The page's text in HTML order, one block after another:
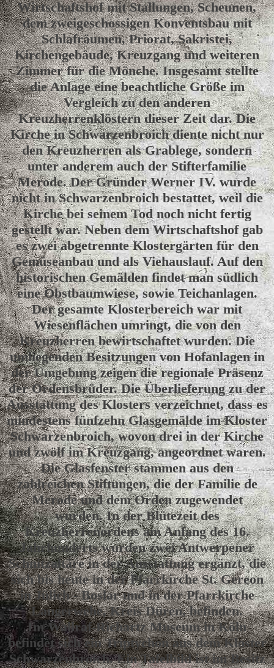
Wirtschaftshof mit Stallungen, Scheunen,
dem zweigeschossigen Konventsbau mit
Schlafräumen, Priorat, Sakristei,
Kirchengebäude, Kreuzgang und weiteren
Zimmer für die Mönche. Insgesamt stellte
die Anlage eine beachtliche Größe im
Vergleich zu den anderen
Kreuzherrenklöstern dieser Zeit dar. Die
Kirche in Schwarzenbroich diente nicht nur
den Kreuzherren als Grablege, sondern
unter anderem auch der Stifterfamilie
Merode. Der Gründer Werner IV. wurde
nicht in Schwarzenbroich bestattet, weil die
Kirche bei seinem Tod noch nicht fertig
gestellt war. Neben dem Wirtschaftshof gab
es zwei abgetrennte Klostergärten für den
Gemüseanbau und als Viehauslauf. Auf den
historischen Gemälden findet man südlich
eine Obstbaumwiese, sowie Teichanlagen.
Der gesamte Klosterbereich war mit
Wiesenflächen umringt, die von den
Kreuzherren bewirtschaftet wurden. Die
umliegenden Besitzungen von Hofanlagen in
der Umgebung zeigen die regionale Präsenz
der Ordensbrüder. Die Überlieferung zu der
Ausstattung des Klosters verzeichnet, dass es
mindestens fünfzehn Glasgemälde im Kloster
Schwarzenbroich, wovon drei in der Kirche
und zwölf im Kreuzgang, angeordnet waren.
Die Glasfenster stammen aus den
zahlreichen Stiftungen, die der Familie de
Merode und dem Orden zugewendet
wurden. In der Blütezeit des
Kreuzherrenordens am Anfang des 16.
Jahrhunderts wurden zwei Antwerpener
Schnitzaltäre in der Ausstattung ergänzt, die
sich bis heute in der Pfarrkirche St. Gereon
in Jülich - Boslar und in der Pfarrkirche
Langerwehe, Kreis Düren, befinden.
Im Wallraf-Richartz Museum in Köln
befindet sich ein Triptychon aus dem Kloster
Schwarzenbroich. Ein Tafelbild ist im Besitz